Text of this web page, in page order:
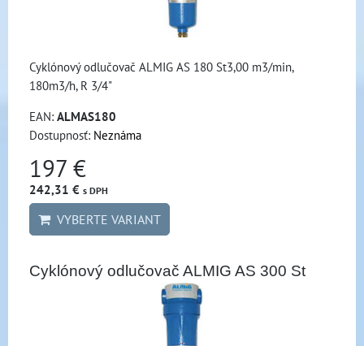
Cyklónový odlučovač ALMIG AS 180 St3,00 m3/min,
180m3/h, R 3/4"
EAN: ALMAS180
Dostupnosť: Neznáma
197 €
242,31 € s DPH
VYBERTE VARIANT
Cyklónový odlučovač ALMIG AS 300 St